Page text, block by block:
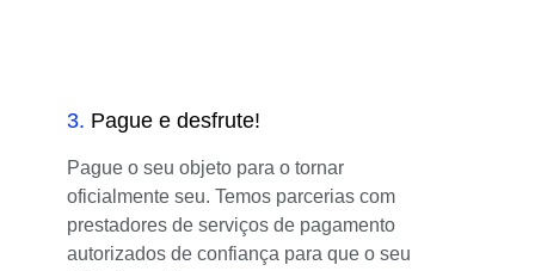
3. Pague e desfrute!
Pague o seu objeto para o tornar
oficialmente seu. Temos parcerias com
prestadores de serviços de pagamento
autorizados de confiança para que o seu